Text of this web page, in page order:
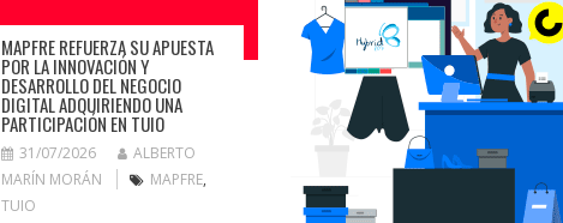
MAPFRE REFUERZA SU APUESTA
POR LA INNOVACIÓN Y
DESARROLLO DEL NEGOCIO
DIGITAL ADQUIRIENDO UNA
PARTICIPACIÓN EN TUIO
31/07/2026
ALBERTO
MARÍN MORÁN
MAPFRE,
TUIO